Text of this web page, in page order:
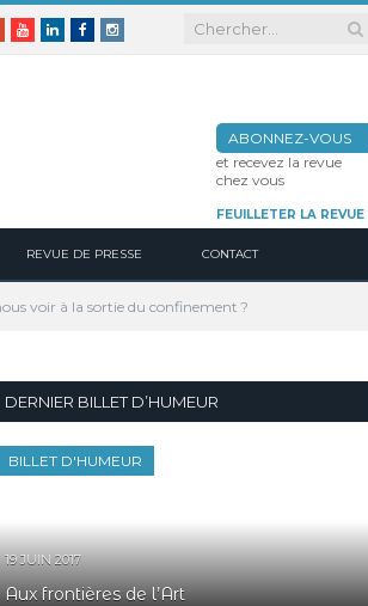
YoutubeLinkedinFacebookInstagram
ABONNEZ-VOUS
et recevez la revue
chez vous
FEUILLETER LA REVUE
REVUE DE PRESSE CONTACT
voir à la sortie du confinement ?
DERNIER BILLET D’HUMEUR
BILLET D'HUMEUR
19 JUIN 2017
Aux frontières de l’Art